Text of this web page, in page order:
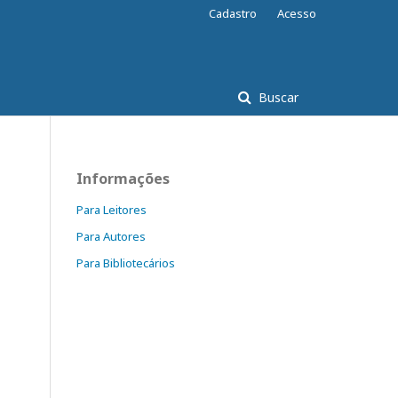
Buscar
Cadastro Acesso
Informações
Para Leitores
Para Autores
Para Bibliotecários